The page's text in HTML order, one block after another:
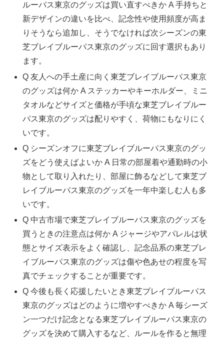
ルーパス東京のグッズは買い直すべきか A 手持ちと
新デザインの違いを比べ、記念性や使用頻度が高ま
りそうなら追加し、そうでなければ次シーズンの東
芝ブレイブルーパス東京のグッズに回す選択もあり
ます。
Q 友人への手土産に向く東芝ブレイブルーパス東京
のグッズは何か A ステッカーやキーホルダー、ミニ
タオルなどサイズと価格が手頃な東芝ブレイブルー
パス東京のグッズは配りやすく、荷物にもなりにく
いです。
Q シーズンオフに東芝ブレイブルーパス東京のグッ
ズをどう使えばよいか A 日常の部屋着や通勤時の小
物として取り入れたり、部屋に飾るなどして東芝ブ
レイブルーパス東京のグッズを一年中楽しむ人も多
いです。
Q 中古市場で東芝ブレイブルーパス東京のグッズを
買うときの注意点は何か A ジャージやアパレルは状
態とサイズ表示をよく確認し、記念品系の東芝ブレ
イブルーパス東京のグッズは傷や色あせの程度を写
真でチェックすることが重要です。
Q 今後も長く応援したいとき東芝ブレイブルーパス
東京のグッズはどのように増やすべきか A 毎シーズ
ン一つだけ記念となる東芝ブレイブルーパス東京の
グッズを決めて購入するなど、ルールを作ると無理